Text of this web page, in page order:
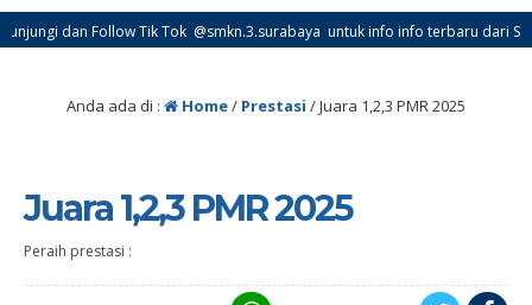
Follow Tik Tok @smkn.3.surabaya untuk info info terbaru dari SMK
Anda ada di : Home/ Prestasi /Juara 1,2,3 PMR 2025
Juara 1,2,3 PMR 2025
Peraih prestasi :